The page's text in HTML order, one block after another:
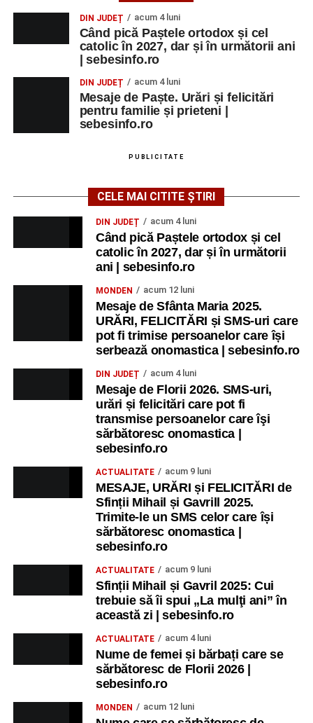
DIN JUDEȚ acum 4 luni
Când pică Paștele ortodox și cel
catolic în 2027, dar și în următorii ani
| sebesinfo.ro
DIN JUDEȚ acum 4 luni
Mesaje de Paște. Urări și felicitări
pentru familie și prieteni |
sebesinfo.ro
PUBLICITATE
CELE MAI CITITE ȘTIRI
DIN JUDEȚ acum 4 luni
Când pică Paștele ortodox și cel
catolic în 2027, dar și în următorii
ani | sebesinfo.ro
MONDEN acum 12 luni
Mesaje de Sfânta Maria 2025.
URĂRI, FELICITĂRI și SMS-uri care
pot fi trimise persoanelor care își
serbează onomastica | sebesinfo.ro
DIN JUDEȚ acum 4 luni
Mesaje de Florii 2026. SMS-uri,
urări și felicitări care pot fi
transmise persoanelor care îşi
sărbătoresc onomastica |
sebesinfo.ro
ACTUALITATE acum 9 luni
MESAJE, URĂRI și FELICITĂRI de
Sfinții Mihail și Gavrill 2025.
Trimite-le un SMS celor care își
sărbătoresc onomastica |
sebesinfo.ro
ACTUALITATE acum 9 luni
Sfinții Mihail și Gavril 2025: Cui
trebuie să îi spui „La mulţi ani” în
această zi | sebesinfo.ro
ACTUALITATE acum 4 luni
Nume de femei și bărbați care se
sărbătoresc de Florii 2026 |
sebesinfo.ro
MONDEN acum 12 luni